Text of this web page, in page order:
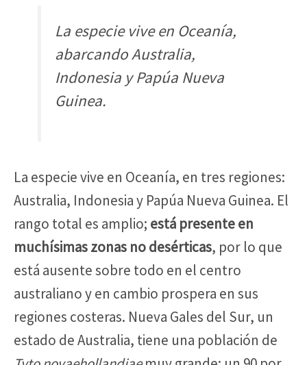
La especie vive en Oceanía,
abarcando Australia,
Indonesia y Papúa Nueva
Guinea.
La especie vive en Oceanía, en tres regiones:
Australia, Indonesia y Papúa Nueva Guinea. El
rango total es amplio; está presente en
muchísimas zonas no desérticas, por lo que
está ausente sobre todo en el centro
australiano y en cambio prospera en sus
regiones costeras. Nueva Gales del Sur, un
estado de Australia, tiene una población de